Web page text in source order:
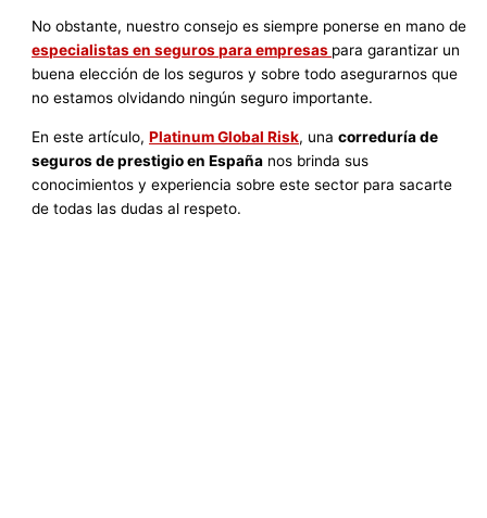
No obstante, nuestro consejo es siempre ponerse en mano de
especialistas en seguros para empresas para garantizar un
buena elección de los seguros y sobre todo asegurarnos que
no estamos olvidando ningún seguro importante.
En este artículo,Platinum Global Risk, unacorreduría de
seguros de prestigio en España nos brinda sus
conocimientos y experiencia sobre este sector para sacarte
de todas las dudas al respeto.